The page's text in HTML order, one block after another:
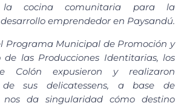
cocina comunitaria para la
emprendedor en Paysandú.
Programa Municipal de Promoción y
de las Producciones Identitarias, los
Colón expusieron y realizaron
de sus delicatessens, a base de
nos da singularidad cómo destino